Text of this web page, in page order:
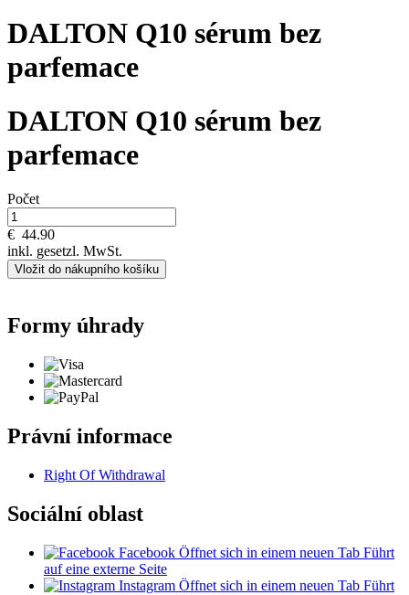
DALTON Q10 sérum bez
parfemace
DALTON Q10 sérum bez
parfemace
Počet
€ 44.90
inkl. gesetzl. MwSt.
Vložit do nákupního košíku
Formy úhrady
Právní informace
Right Of Withdrawal
Sociální oblast
Facebook Öffnet sich in einem neuen Tab Führt
auf eine externe Seite
Instagram Öffnet sich in einem neuen Tab Führt